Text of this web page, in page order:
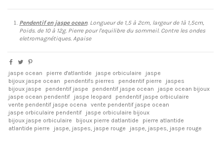
Pendentif en jaspe ocean. Longueur de 1,5 à 2cm, largeur de 1à 1,5cm,
Poids. de 10 à 12g. Pierre pour l'equilibre du sommeil. Contre les ondes
eletromagnétiques. Apaise
jaspe ocean pierre d'atlantide jaspe orbiculaire
jaspe
bijoux jaspe ocean
pendentifs pierres pendentif pierre
jaspes
bijoux jaspe
pendentif jaspe pendentif jaspe ocean
jaspe ocean bijoux
jaspe ocean pendentif
jaspe leopard
pendentif jaspe orbiculaire
vente pendentif jaspe ocena
vente pendentif jaspe ocean
jaspe orbiculaire pendentif
jaspe orbiculaire bijoux
bijoux jaspe orbiculaire
bijoux pierre datlantide
pierre atlantide
atlantide pierre
jaspe, jaspes, jaspe rouge jaspe, jaspes, jaspe rouge